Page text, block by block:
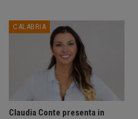
CALABRIA
Claudia Conte presenta in